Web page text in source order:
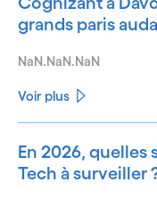
grands paris
NaN.NaN.NaN
Voir plus
En 2026, quelles
Tech à surveiller